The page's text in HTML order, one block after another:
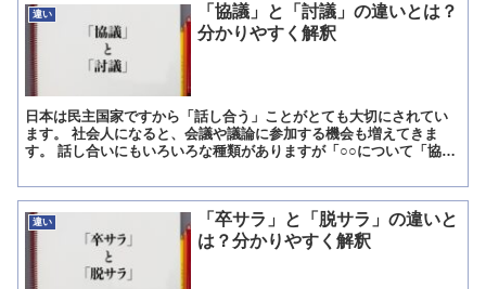
違い
「協議」と「討議」の違いとは？
分かりやすく解釈
日本は民主国家ですから「話し合う」ことがとても大切にされてい
ます。 社会人になると、会議や議論に参加する機会も増えてきま
す。 話し合いにもいろいろな種類がありますが「○○について「協
違い
「卒サラ」と「脱サラ」の違いと
は？分かりやすく解釈